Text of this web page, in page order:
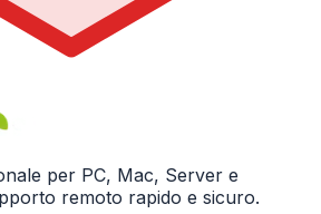
per PC, Mac, Server e
remoto rapido e sicuro.